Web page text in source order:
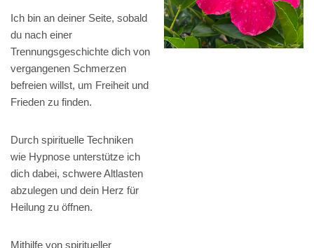
Ich bin an deiner Seite, sobald
du nach einer
Trennungsgeschichte dich von
vergangenen Schmerzen
befreien willst, um Freiheit und
Frieden zu finden.
Durch spirituelle Techniken
wie Hypnose unterstütze ich
dich dabei, schwere Altlasten
abzulegen und dein Herz für
Heilung zu öffnen.
Mithilfe von spiritueller